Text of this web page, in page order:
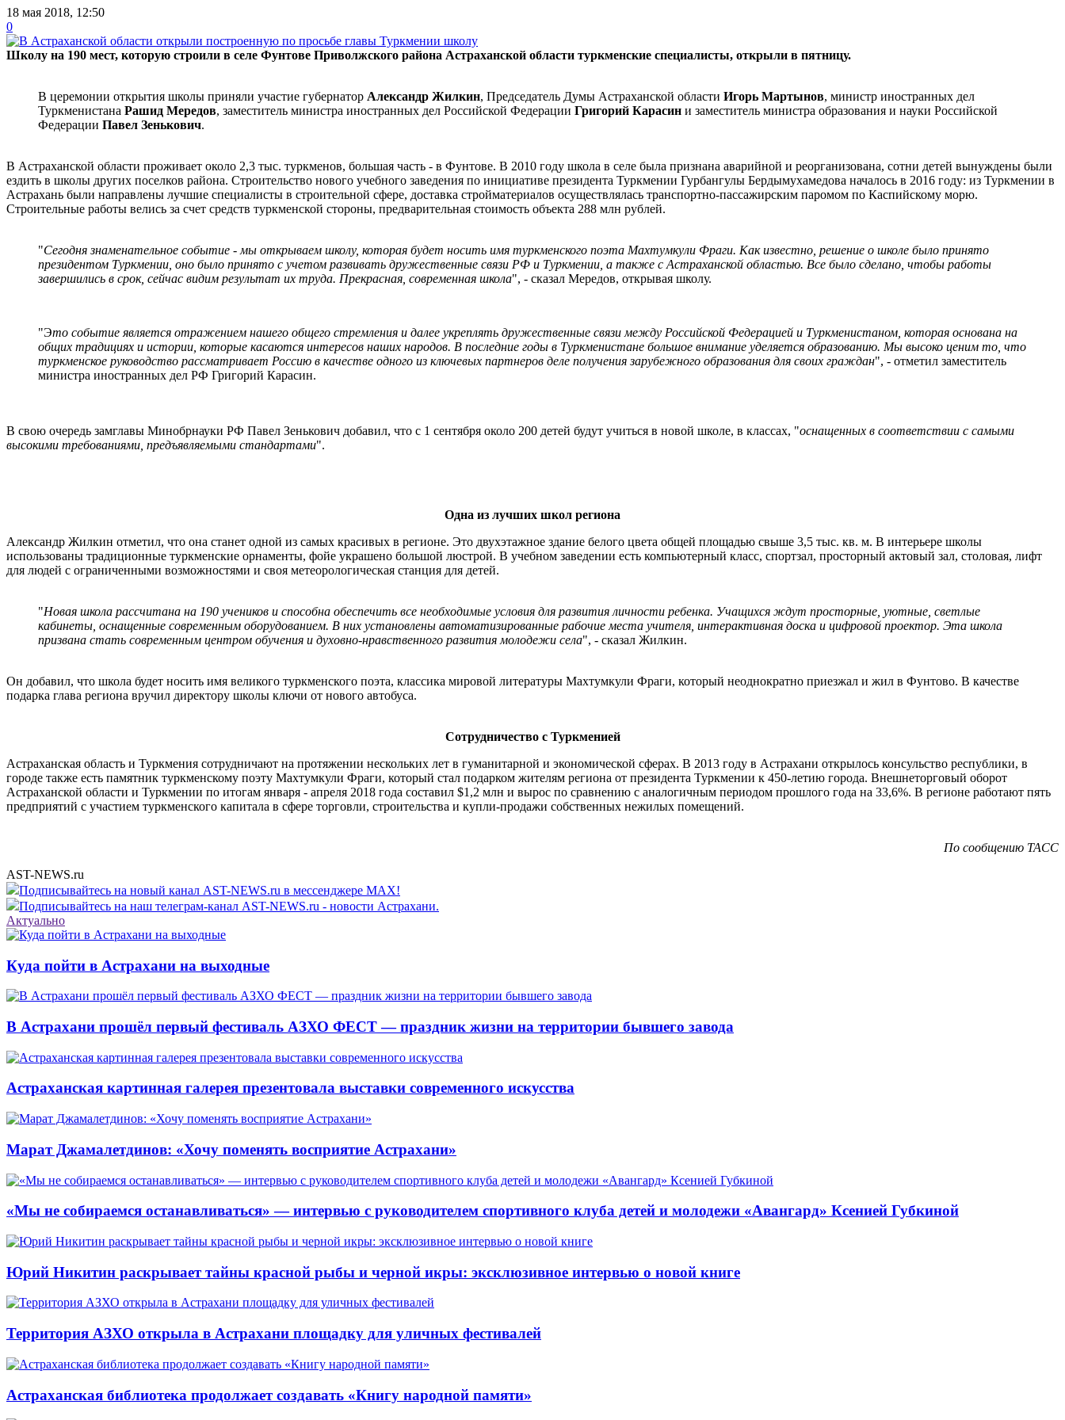
18 мая 2018, 12:50
0
Школу на 190 мест, которую строили в селе Фунтове Приволжского района Астраханской области туркменские специалисты, открыли в пятницу.
В церемонии открытия школы приняли участие губернатор Александр Жилкин, Председатель Думы Астраханской области Игорь Мартынов, министр иностранных дел
Туркменистана Рашид Мередов, заместитель министра иностранных дел Российской Федерации Григорий Карасин и заместитель министра образования и науки Российской
Федерации Павел Зенькович.
В Астраханской области проживает около 2,3 тыс. туркменов, большая часть - в Фунтове. В 2010 году школа в селе была признана аварийной и реорганизована, сотни детей вынуждены были
ездить в школы других поселков района. Строительство нового учебного заведения по инициативе президента Туркмении Гурбангулы Бердымухамедова началось в 2016 году: из Туркмении в
Астрахань были направлены лучшие специалисты в строительной сфере, доставка стройматериалов осуществлялась транспортно-пассажирским паромом по Каспийскому морю.
Строительные работы велись за счет средств туркменской стороны, предварительная стоимость объекта 288 млн рублей.
"Сегодня знаменательное событие - мы открываем школу, которая будет носить имя туркменского поэта Махтумкули Фраги. Как известно, решение о школе было принято
президентом Туркмении, оно было принято с учетом развивать дружественные связи РФ и Туркмении, а также с Астраханской областью. Все было сделано, чтобы работы
завершились в срок, сейчас видим результат их труда. Прекрасная, современная школа", - сказал Мередов, открывая школу.
"Это событие является отражением нашего общего стремления и далее укреплять дружественные связи между Российской Федерацией и Туркменистаном, которая основана на
общих традициях и истории, которые касаются интересов наших народов. В последние годы в Туркменистане большое внимание уделяется образованию. Мы высоко ценим то, что
туркменское руководство рассматривает Россию в качестве одного из ключевых партнеров деле получения зарубежного образования для своих граждан", - отметил заместитель
министра иностранных дел РФ Григорий Карасин.
В свою очередь замглавы Минобрнауки РФ Павел Зенькович добавил, что с 1 сентября около 200 детей будут учиться в новой школе, в классах, "оснащенных в соответствии с самыми
высокими требованиями, предъявляемыми стандартами".
Одна из лучших школ региона
Александр Жилкин отметил, что она станет одной из самых красивых в регионе. Это двухэтажное здание белого цвета общей площадью свыше 3,5 тыс. кв. м. В интерьере школы
использованы традиционные туркменские орнаменты, фойе украшено большой люстрой. В учебном заведении есть компьютерный класс, спортзал, просторный актовый зал, столовая, лифт
для людей с ограниченными возможностями и своя метеорологическая станция для детей.
"Новая школа рассчитана на 190 учеников и способна обеспечить все необходимые условия для развития личности ребенка. Учащихся ждут просторные, уютные, светлые
кабинеты, оснащенные современным оборудованием. В них установлены автоматизированные рабочие места учителя, интерактивная доска и цифровой проектор. Эта школа
призвана стать современным центром обучения и духовно-нравственного развития молодежи села", - сказал Жилкин.
Он добавил, что школа будет носить имя великого туркменского поэта, классика мировой литературы Махтумкули Фраги, который неоднократно приезжал и жил в Фунтово. В качестве
подарка глава региона вручил директору школы ключи от нового автобуса.
Сотрудничество с Туркменией
Астраханская область и Туркмения сотрудничают на протяжении нескольких лет в гуманитарной и экономической сферах. В 2013 году в Астрахани открылось консульство республики, в
городе также есть памятник туркменскому поэту Махтумкули Фраги, который стал подарком жителям региона от президента Туркмении к 450-летию города. Внешнеторговый оборот
Астраханской области и Туркмении по итогам января - апреля 2018 года составил $1,2 млн и вырос по сравнению с аналогичным периодом прошлого года на 33,6%. В регионе работают пять
предприятий с участием туркменского капитала в сфере торговли, строительства и купли-продажи собственных нежилых помещений.
По сообщению ТАСС
AST-NEWS.ru
Подписывайтесь на новый канал AST-NEWS.ru в мессенджере MAX!
Подписывайтесь на наш телеграм-канал AST-NEWS.ru - новости Астрахани.
Актуально
Куда пойти в Астрахани на выходные
В Астрахани прошёл первый фестиваль АЗХО ФЕСТ — праздник жизни на территории бывшего завода
Астраханская картинная галерея презентовала выставки современного искусства
Марат Джамалетдинов: «Хочу поменять восприятие Астрахани»
«Мы не собираемся останавливаться» — интервью с руководителем спортивного клуба детей и молодежи «Авангард» Ксенией Губкиной
Юрий Никитин раскрывает тайны красной рыбы и черной икры: эксклюзивное интервью о новой книге
Территория АЗХО открыла в Астрахани площадку для уличных фестивалей
Астраханская библиотека продолжает создавать «Книгу народной памяти»